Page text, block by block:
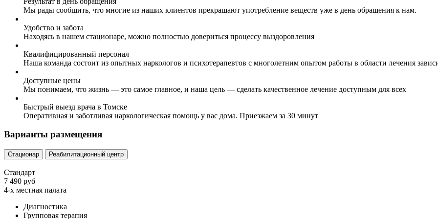
Мы рады сообщить, что многие из наших клиентов прекращают употребление веществ уже в день обращения к нам.
Удобство и забота
Находясь в нашем стационаре, можно полностью довериться процессу выздоровления
Квалифицированный персонал
Наша команда состоит из опытных наркологов и психотерапевтов с многолетним опытом работы в области лечения
Доступные цены
Мы понимаем, что жизнь — это самое главное, и наша цель — сделать качественное лечение доступным для всех
Быстрый выезд врача в Томске
Оперативная и заботливая наркологическая помощь у вас дома. Приезжаем за 30 минут
Варианты размещения
Стационар Реабилитационный центр
Стандарт
7 490 руб
4-х местная палата
Диагностика
Групповая терапия